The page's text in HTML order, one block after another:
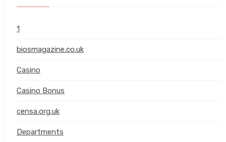
1
biosmagazine.co.uk
Casino
Casino Bonus
censa.org.uk
Departments